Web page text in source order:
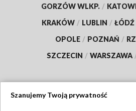
GORZÓW WLKP. /
KRAKÓW / LUBLIN / ŁÓDŹ
OPOLE / POZNAŃ /
SZCZECIN / WARSZAWA
Szanujemy Twoją prywatność